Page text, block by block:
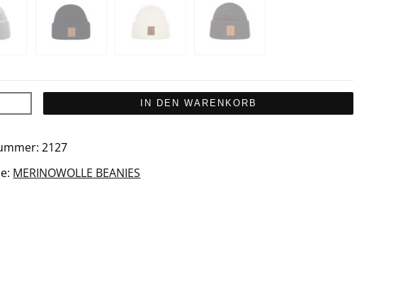
IN DEN WARENKORB
2127
MERINOWOLLE BEANIES